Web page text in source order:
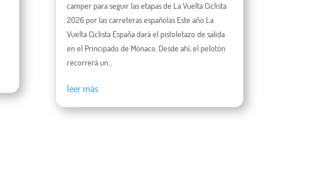
camper para seguir las etapas de La Vuelta Ciclista
2026 por las carreteras españolas Este año La
Vuelta Ciclista España dará el pistoletazo de salida
en el Principado de Mónaco. Desde ahí, el pelotón
recorrerá un...
leer más